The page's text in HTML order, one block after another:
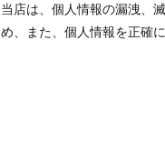
当店は、個人情報の漏洩、
め、また、個人情報を正確